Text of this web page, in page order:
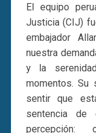
El equipo
Justicia (CIJ)
embajador
nuestra
y la
momentos. Su
sentir que
sentencia de
percepción: